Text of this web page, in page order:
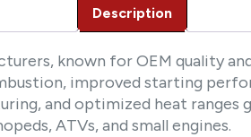
Description
known for OEM quality
improved starting
and optimized heat ranges
ATVs, and small engines.